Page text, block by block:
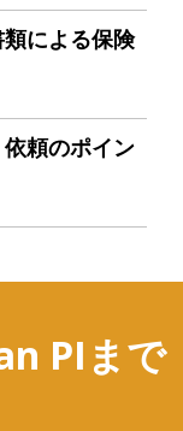
による保険
頼のポイン
PIまで